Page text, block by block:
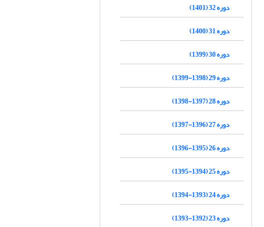
دوره 32 (1401)
دوره 31 (1400)
دوره 30 (1399)
دوره 29 (1398-1399)
دوره 28 (1397-1398)
دوره 27 (1396-1397)
دوره 26 (1395-1396)
دوره 25 (1394-1395)
دوره 24 (1393-1394)
دوره 23 (1392-1393)